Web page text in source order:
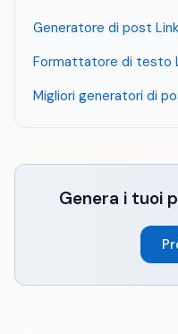
Generatore di post
Formattatore di testo
Migliori generatori di
Genera i tuoi